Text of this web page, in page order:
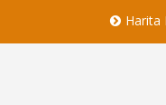
Harita Nickel